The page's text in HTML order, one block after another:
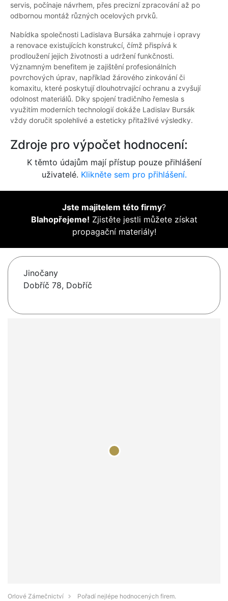
servis, počínaje návrhem, přes precizní zpracování až po
odbornou montáž různých ocelových prvků.
Nabídka společnosti Ladislava Bursáka zahrnuje i opravy
a renovace existujících konstrukcí, čímž přispívá k
prodloužení jejich životnosti a udržení funkčnosti.
Významným benefitem je zajištění profesionálních
povrchových úprav, například žárového zinkování či
komaxitu, které poskytují dlouhotrvající ochranu a zvyšují
odolnost materiálů. Díky spojení tradičního řemesla s
využitím moderních technologií dokáže Ladislav Bursák
vždy doručit spolehlivé a esteticky přitažlivé výsledky.
Zdroje pro výpočet hodnocení:
K těmto údajům mají přístup pouze přihlášení
uživatelé. Klikněte sem pro přihlášení.
Jste majitelem této firmy?
Blahopřejeme! Zjistěte jestli můžete získat
propagační materiály!
Jinočany
Dobříč 78, Dobříč
Orlové Zámečnictví
Pořadí nejlépe hodnocených firem.